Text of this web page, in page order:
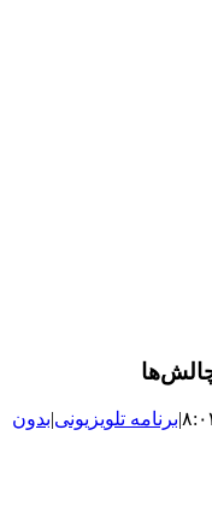
|برنامه‌ تلویزیونی|بدون